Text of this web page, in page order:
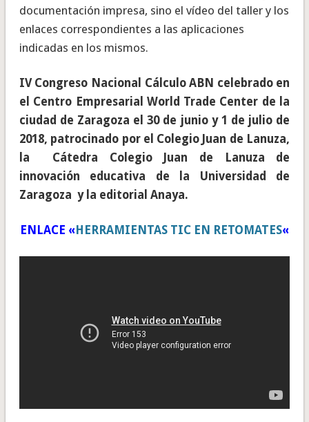
documentación impresa, sino el vídeo del taller y los
enlaces correspondientes a las aplicaciones
indicadas en los mismos.
IV Congreso Nacional Cálculo ABN celebrado en
el Centro Empresarial World Trade Center de la
ciudad de Zaragoza el 30 de junio y 1 de julio de
2018, patrocinado por el Colegio Juan de Lanuza,
la Cátedra Colegio Juan de Lanuza de
innovación educativa de la Universidad de
Zaragoza y la editorial Anaya.
ENLACE « HERRAMIENTAS TIC EN RETOMATES«